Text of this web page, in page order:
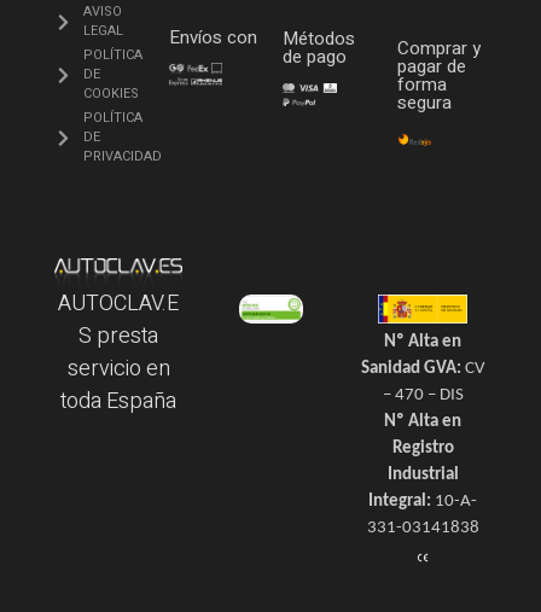
AVISO
LEGAL
POLÍTICA
DE
COOKIES
POLÍTICA
DE
PRIVACIDAD
Envíos con Métodos
de pago Comprar y
pagar de
forma
segura
AUTOCLAV.E
S presta
servicio en
toda España
Nº Alta en
Sanidad GVA: CV
– 470 – DIS
Nº Alta en
Registro
Industrial
Integral: 10-A-
331-03141838